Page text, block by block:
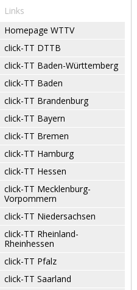
Links
Homepage WTTV
click-TT DTTB
click-TT Baden-Württemberg
click-TT Baden
click-TT Brandenburg
click-TT Bayern
click-TT Bremen
click-TT Hamburg
click-TT Hessen
click-TT Mecklenburg-
Vorpommern
click-TT Niedersachsen
click-TT Rheinland-
Rheinhessen
click-TT Pfalz
click-TT Saarland